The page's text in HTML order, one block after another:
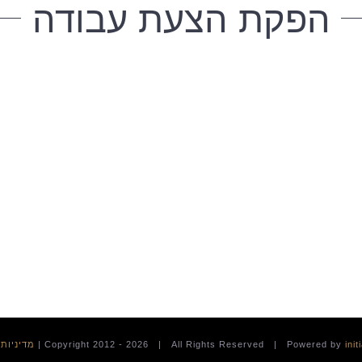
הפקת הצעת עבודה
2026 | All Rights Reserved | Powered by
|